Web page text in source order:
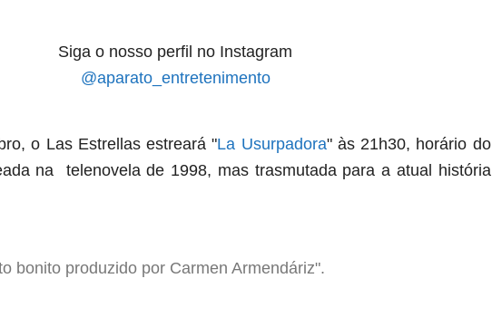
Siga o nosso perfil no Instagram
@aparato_entretenimento
o Las Estrellas estreará "La Usurpadora" às 21h30, horário do
na telenovela de 1998, mas trasmutada para a atual história
bonito produzido por Carmen Armendáriz".